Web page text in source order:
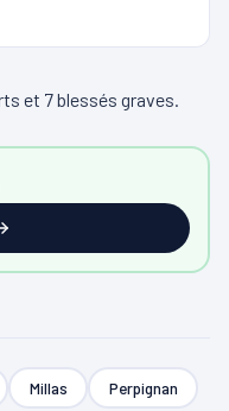
et 7 blessés graves.
Millas Perpignan